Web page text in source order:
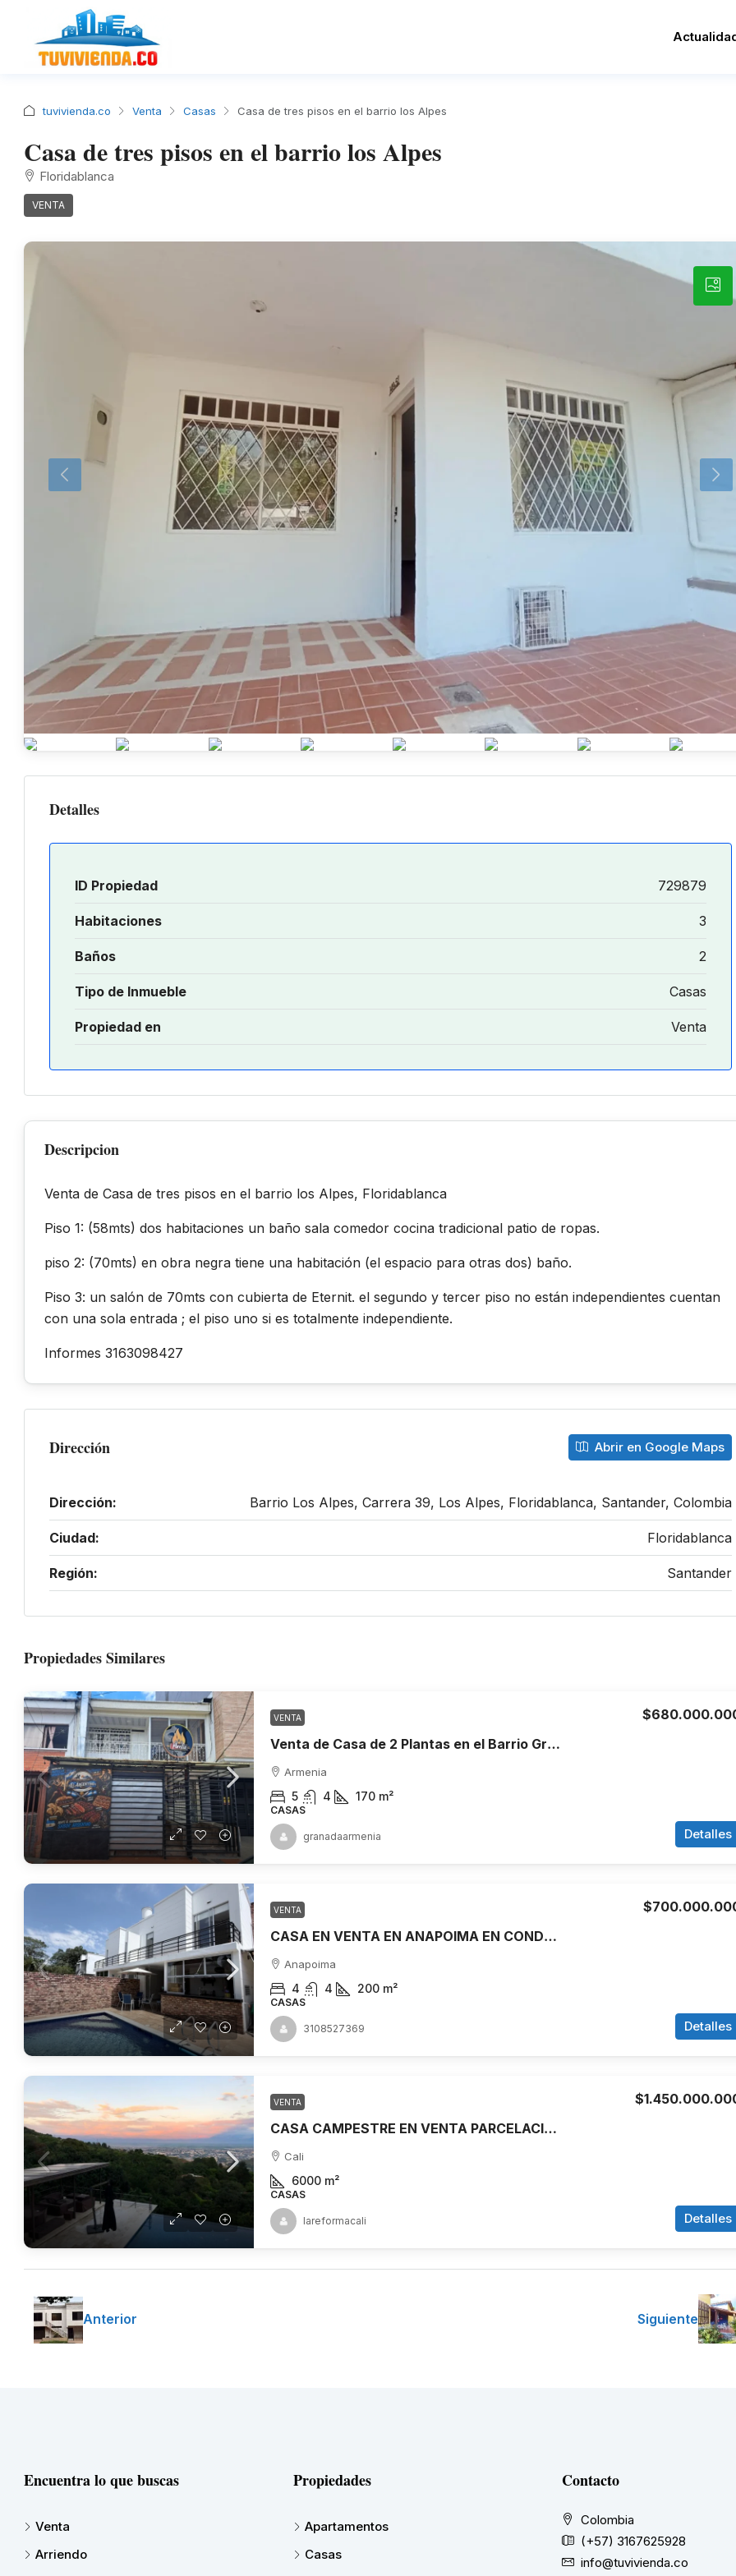
tuvivienda.co Venta Casas Casa de tres pisos en el barrio los Alpes
Casa de tres pisos en el barrio los Alpes
Floridablanca
VENTA
Detalles
ID Propiedad 729879
Habitaciones 3
Baños 2
Tipo de Inmueble Casas
Propiedad en Venta
Descripcion
Venta de Casa de tres pisos en el barrio los Alpes, Floridablanca
Piso 1: (58mts) dos habitaciones un baño sala comedor cocina tradicional patio de ropas.
piso 2: (70mts) en obra negra tiene una habitación (el espacio para otras dos) baño.
Piso 3: un salón de 70mts con cubierta de Eternit. el segundo y tercer piso no están independientes cuentan
con una sola entrada ; el piso uno si es totalmente independiente.
Informes 3163098427
Dirección Abrir en Google Maps
Dirección: Barrio Los Alpes, Carrera 39, Los Alpes, Floridablanca, Santander, Colombia
Ciudad: Floridablanca
Región: Santander
Propiedades Similares
VENTA
Venta de Casa de 2 Plantas en el Barrio Granada, Armenia, Quindío
Armenia
5 4 170 m²
CASAS
Detalles
granadaarmenia
VENTA
CASA EN VENTA EN ANAPOIMA EN CONDOMINIO PRIVADO
Anapoima
4 4 200 m²
CASAS
Detalles
3108527369
VENTA
CASA CAMPESTRE EN VENTA PARCELACION LA REFORMA CRISTO REY, CALI
Cali
6000 m²
CASAS
Detalles
lareformacali
Anterior Siguiente
Encuentra lo que buscas
Venta
Arriendo
Propiedades
Apartamentos
Casas
Contacto
Colombia
(+57) 3167625928
info@tuvivienda.co